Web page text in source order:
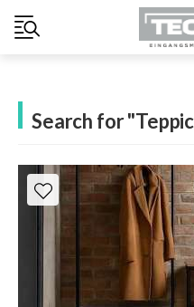
Search for